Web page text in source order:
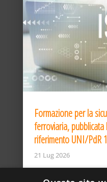
Formazione per la
ferroviaria,
riferimento UNI/PdR
21 Lug 2026